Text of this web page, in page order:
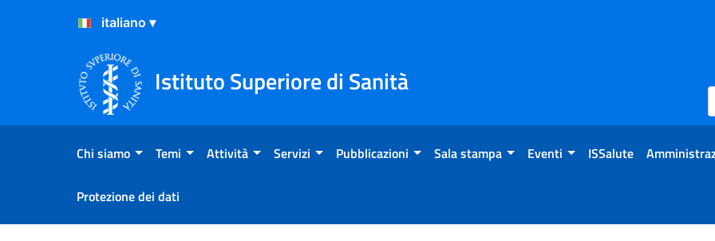
Salta al Contenuto
Salta al Footer
Istituto Superiore di Sanità
Chi siamo Temi Attività Servizi Pubblicazioni Sala stampa Eventi ISSalute
Protezione dei dati